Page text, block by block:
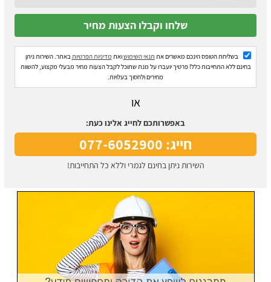
בשליחת הטופס הינכם מאשרים את תנאי השימושואת מדיניות הפרטיותבאתר. השירות ניתן
בחינם ללא התחייבות כלל! פרטיך יועברו על מנת שתוכל לקבל הצעות מחיר מבעלי מקצוע, להשוות
מחירים ולחסוך בעלויות.
או
באפשרותכם לחייג אלינו כעת:
חייג: 077-6052900
השירות ניתן בחינם לגמרי וללא כל התחייבות!